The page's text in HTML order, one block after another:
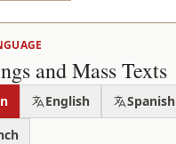
and Mass Texts
English
Spanish